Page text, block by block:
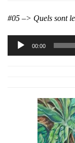
#05 –> Quels sont
Lecteur
audio
00:00